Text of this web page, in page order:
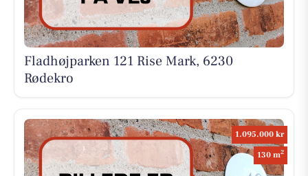
Fladhøjparken 121 Rise Mark, 6230
Rødekro
1.095.000 kr
130 m2